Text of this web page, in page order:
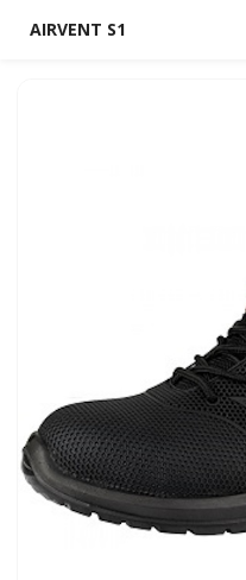
AIRVENT S1